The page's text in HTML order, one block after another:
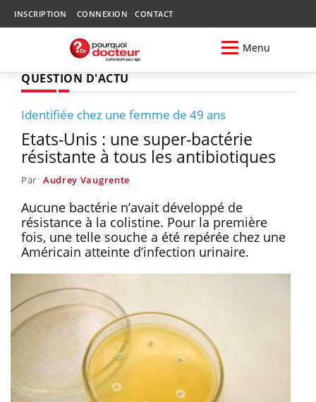
INSCRIPTION CONNEXION CONTACT
Menu
QUESTION D'ACTU
Identifiée chez une femme de 49 ans
Etats-Unis : une super-bactérie
résistante à tous les antibiotiques
Par Audrey Vaugrente
Aucune bactérie n’avait développé de
résistance à la colistine. Pour la première
fois, une telle souche a été repérée chez une
Américain atteinte d’infection urinaire.